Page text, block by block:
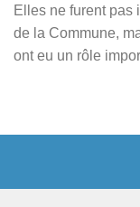
Elles ne furent pas
de la Commune,
ont eu un rôle